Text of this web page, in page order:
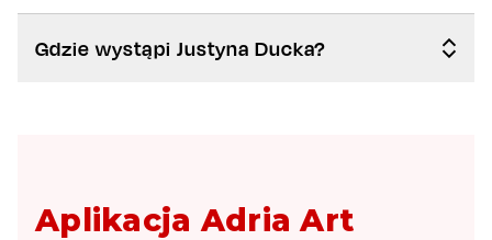
Gdzie wystąpi Justyna Ducka?
Aplikacja Adria Art